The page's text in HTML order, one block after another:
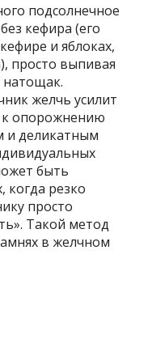
подсолнечное
кефира (его
и яблоках,
просто выпивая
натощак.
желчь усилит
к опорожнению
и деликатным
быть
когда резко
просто
Такой метод
в желчном